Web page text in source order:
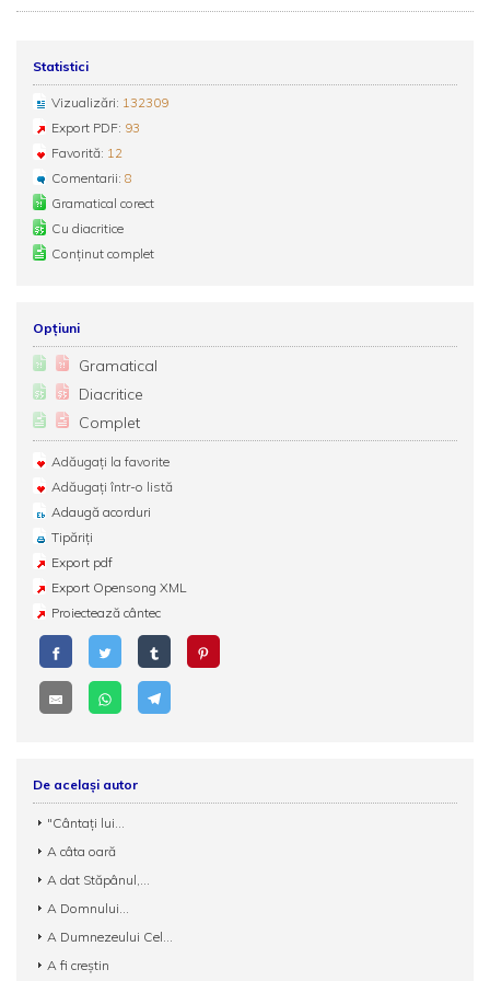
Statistici
Vizualizări: 132309
Export PDF: 93
Favorită: 12
Comentarii: 8
Gramatical corect
Cu diacritice
Conținut complet
Opțiuni
Gramatical
Diacritice
Complet
Adăugați la favorite
Adăugați într-o listă
Adaugă acorduri
Tipăriți
Export pdf
Export Opensong XML
Proiectează cântec
De același autor
"Cântați lui...
A câta oară
A dat Stăpânul,...
A Domnului...
A Dumnezeului Cel...
A fi creștin